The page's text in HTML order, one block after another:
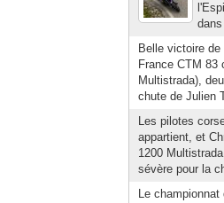
Belle victoire
France CTM 83
Multistrada),
chute de Julien
Les pilotes
appartient, et
1200
sévère pour la
Le